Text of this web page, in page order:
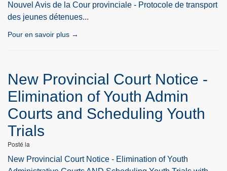
Nouvel Avis de la Cour provinciale - Protocole de transport
des jeunes détenues...
Pour en savoir plus →
New Provincial Court Notice -
Elimination of Youth Admin
Courts and Scheduling Youth
Trials
Posté la
New Provincial Court Notice - Elimination of Youth